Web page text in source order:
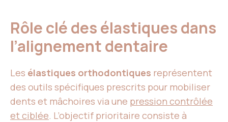
Rôle clé des élastiques dans
l’alignement dentaire
Les élastiques orthodontiques représentent
des outils spécifiques prescrits pour mobiliser
dents et mâchoires via une pression contrôlée
et ciblée. L’objectif prioritaire consiste à